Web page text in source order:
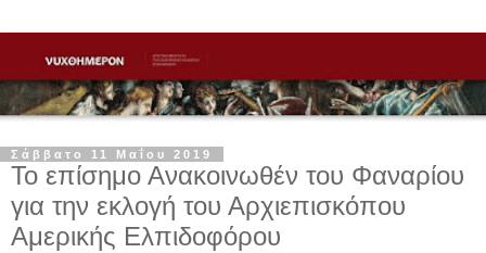
Σάββατο 11 Μαΐου 2019
Το επίσημο Ανακοινωθέν του Φαναρίου
για την εκλογή του Αρχιεπισκόπου
Αμερικής Ελπιδοφόρου